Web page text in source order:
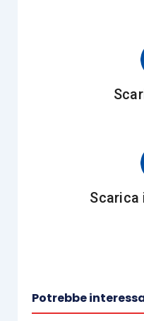
elementi
dovendosi
in sintesi, l’obbligo
assoltoove dalla
Scarica
Potrebbe